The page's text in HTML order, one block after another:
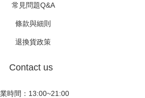
常見問題Q&A
條款與細則
退換貨政策
Contact us
時間：13:00~21:00